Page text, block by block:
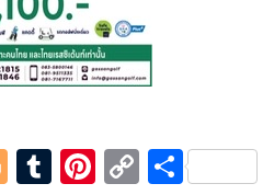
Bl T Pi C S